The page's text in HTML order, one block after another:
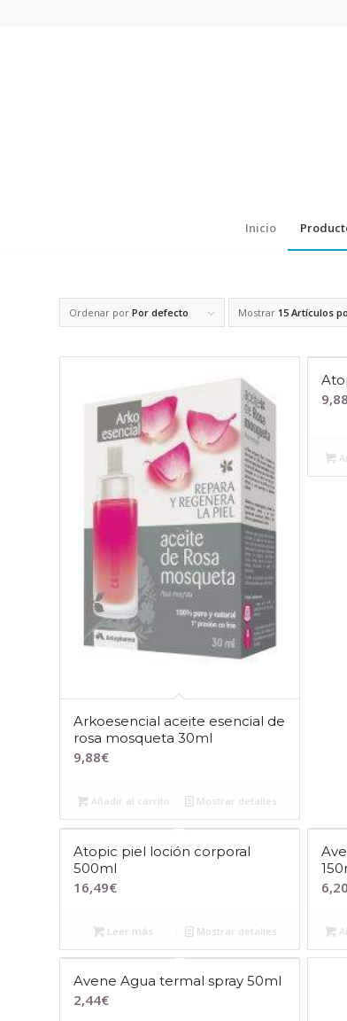
Inicio
Ordenar por Por defecto Mostrar 15 Artículos
Arkoesencial aceite esencial de
rosa mosqueta 30ml
9,88€
Añadir al carrito Mostrar detalles
9,88
Atopic piel loción corporal
500ml
16,49€
Leer más Mostrar detalles
6,20
Avene Agua termal spray 50ml
2,44€